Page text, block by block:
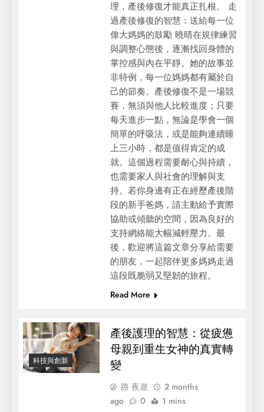
理，產後修復才能真正扎根。 走
過產後修復的智慧：送給每一位
偉大媽媽的鼓勵 曉晴在規律練習
與調整心態後，逐漸找回身體的
掌控感與內在平靜。她的故事並
非特例，每一位媽媽都有屬於自
己的節奏。產後修復不是一場競
賽，無須與他人比較進度；只要
每天進步一點，無論是學會一個
簡單的呼吸法，或是能夠連續睡
上三小時，都是值得肯定的成
就。這個過程需要耐心與持續，
也需要家人與社會的理解與支
持。若你身邊有正在經歷產後階
段的新手爸媽，請主動給予實際
協助或傾聽的空間，因為良好的
支持網絡能大幅減輕壓力。最
後，歡迎將這篇文章分享給需要
的朋友，一起陪伴更多媽媽走過
這段既脆弱又堅韌的旅程。
Read More
科技與創新
產後護理的智慧：從疲憊
母親到重生女神的真實轉
變
路 夜遊
2 months
ago
0 1 mins